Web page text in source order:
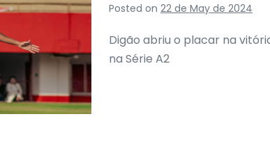
Posted on 22 de May de 2024
Digão abriu o placar na
na Série A2